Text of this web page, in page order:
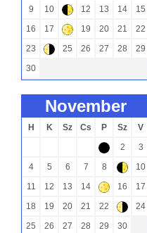
9
10 ) 12 13 14
15
16
17 + 19 20 21
22
23
( 25 26 27 28
29
30
november
H K Sz Cs P Sz V
- 2
3
4
5 6 7 8 )
10
11
12 13 14 + 16
17
18
19 20 21 22 (
24
25
26 27 28 29 30